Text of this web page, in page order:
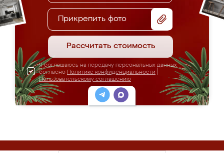
Прикрепить фото
Рассчитать стоимость
Я соглашаюсь на передачу персональных данных
согласно Политике конфиденциальности
Пользовательскому соглашению